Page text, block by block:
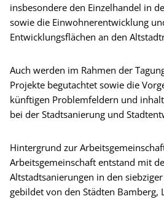
insbesondere den Einzelhandel in
sowie die Einwohnerentwicklung
Entwicklungsflächen an den
Auch werden im Rahmen der
Projekte begutachtet sowie die
künftigen Problemfeldern und
bei der Stadtsanierung und
Hintergrund zur
Arbeitsgemeinschaft entstand mit
Altstadtsanierungen in den
gebildet von den Städten Bamberg,